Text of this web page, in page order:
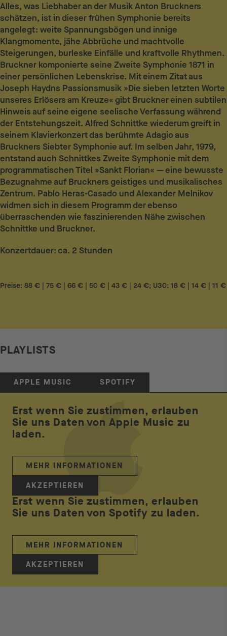
Alles, was Liebhaber an der Musik Anton Bruckners
schätzen, ist in dieser frühen Symphonie bereits
angelegt: weite Spannungsbögen und innige
Klangmomente, jähe Abbrüche und machtvolle
Steigerungen, burleske Einfälle und kraftvolle Rhythmen.
Bruckner komponierte seine Zweite Symphonie 1871 in
einer persönlichen Lebenskrise. Mit einem Zitat aus
Joseph Haydns Passionsmusik »Die sieben letzten Worte
unseres Erlösers am Kreuze« gibt Bruckner einen subtilen
Hinweis auf seine eigene seelische Verfassung während
der Entstehungszeit. Alfred Schnittke wiederum greift in
seinem Klavierkonzert das berühmte Adagio aus
Bruckners Siebter Symphonie auf. Im selben Jahr, 1979,
entstand auch Schnittkes Zweite Symphonie mit dem
programmatischen Titel »Sankt Florian« — eine bewusste
Bezugnahme auf Bruckners geistiges und musikalisches
Zentrum. Pablo Heras-Casado und Alexander Melnikov
widmen sich in diesem Programm der ebenso
überraschenden wie faszinierenden Nähe zwischen
Schnittke und Bruckner.
Konzertdauer: ca. 2 Stunden
Preise: 88 € | 75 € | 66 € | 50 € | 43 € | 24 €; U30: 18 € | 14 € | 11 €
PLAYLISTS
APPLE MUSIC SPOTIFY
Erst wenn Sie zustimmen, erlauben
Sie uns Daten von Apple Music zu
laden.
MEHR INFORMATIONEN
AKZEPTIEREN
Erst wenn Sie zustimmen, erlauben
Sie uns Daten von Spotify zu laden.
MEHR INFORMATIONEN
AKZEPTIEREN